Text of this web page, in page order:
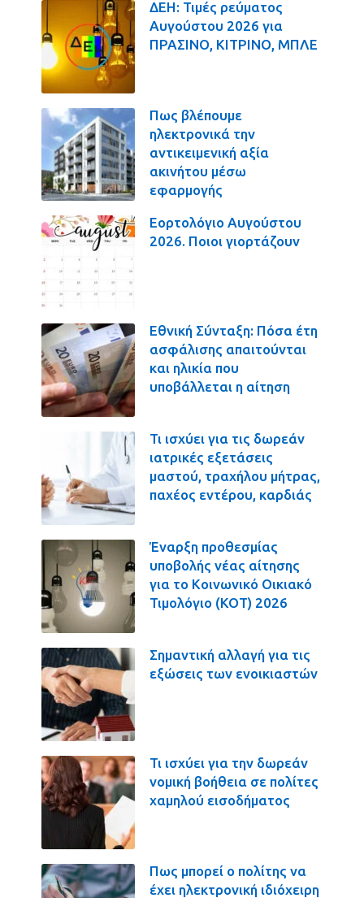
ΔΕΗ: Τιμές ρεύματος
Αυγούστου 2026 για
ΠΡΑΣΙΝΟ, ΚΙΤΡΙΝΟ, ΜΠΛΕ
Πως βλέπουμε
ηλεκτρονικά την
αντικειμενική αξία
ακινήτου μέσω
εφαρμογής
Εορτολόγιο Αυγούστου
2026. Ποιοι γιορτάζουν
Εθνική Σύνταξη: Πόσα έτη
ασφάλισης απαιτούνται
και ηλικία που
υποβάλλεται η αίτηση
Τι ισχύει για τις δωρεάν
ιατρικές εξετάσεις
μαστού, τραχήλου μήτρας,
παχέος εντέρου, καρδιάς
Έναρξη προθεσμίας
υποβολής νέας αίτησης
για το Κοινωνικό Οικιακό
Τιμολόγιο (ΚΟΤ) 2026
Σημαντική αλλαγή για τις
εξώσεις των ενοικιαστών
Τι ισχύει για την δωρεάν
νομική βοήθεια σε πολίτες
χαμηλού εισοδήματος
Πως μπορεί ο πολίτης να
έχει ηλεκτρονική ιδιόχειρη